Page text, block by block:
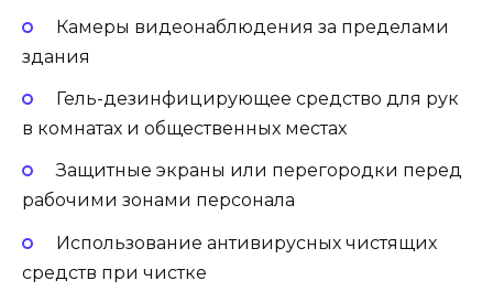
Камеры видеонаблюдения за пределами
здания
Гель-дезинфицирующее средство для рук
в комнатах и ​​общественных местах
Защитные экраны или перегородки перед
рабочими зонами персонала
Использование антивирусных чистящих
средств при чистке